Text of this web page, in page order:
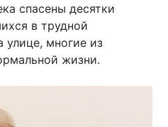
спасены десятки
в трудной
улице, многие из
жизни.